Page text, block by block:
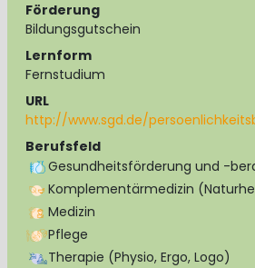
Förderung
Bildungsgutschein
Lernform
Fernstudium
URL
http://www.sgd.de/
Berufsfeld
Gesundheitsförderung und -
Komplementärmedizin
Medizin
Pflege
Therapie (Physio, Ergo, Logo)